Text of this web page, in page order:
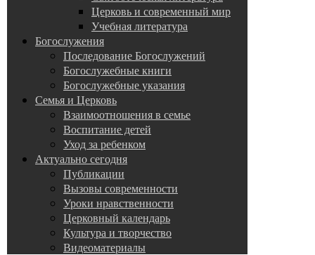
Церковь и современный мир
Учебная литература
Богослужения
Последование Богослужений
Богослужебные книги
Богослужебные указания
Семья и Церковь
Взаимоотношения в семье
Воспитание детей
Уход за ребенком
Актуально сегодня
Публикации
Вызовы современности
Уроки нравственности
Церковный календарь
Культура и творчество
Видеоматериалы